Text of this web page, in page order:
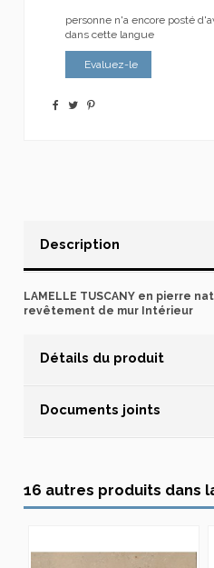
personne n'a encore posté
dans cette langue
Evaluez-le
Description
LAMELLE TUSCANY en pierre
revêtement de mur Intérieur
Détails du produit
Documents joints
16 autres produits dans